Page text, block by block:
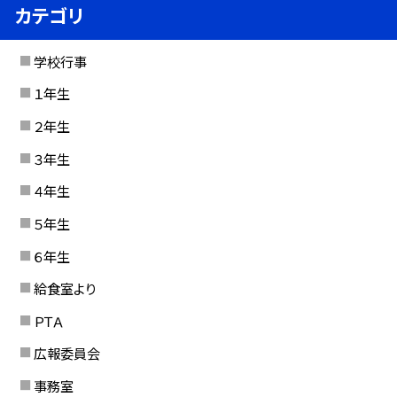
カテゴリ
学校行事
１年生
２年生
３年生
４年生
５年生
６年生
給食室より
ＰＴＡ
広報委員会
事務室